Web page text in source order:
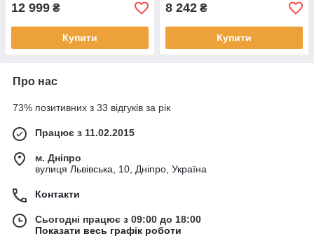
12 999 ₴
Купити
8 242 ₴
Купити
Про нас
73% позитивних з 33 відгуків за рік
Працює з 11.02.2015
м. Дніпро
вулиця Львівська, 10, Дніпро, Україна
Контакти
Сьогодні працює з 09:00 до 18:00
Показати весь графік роботи